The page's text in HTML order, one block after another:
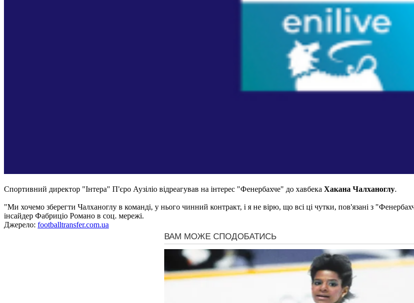
Спортивний директор "Інтера" П'єро Аузіліо відреагував на інтерес "Фенербахче" до хавбека Хакана Чалханоглу.
"Ми хочемо зберегти Чалханоглу в команді, у нього чинний контракт, і я не вірю, що всі ці чутки, пов'язані з
інсайдер Фабриціо Романо в соц. мережі.
Джерело: footballtransfer.com.ua